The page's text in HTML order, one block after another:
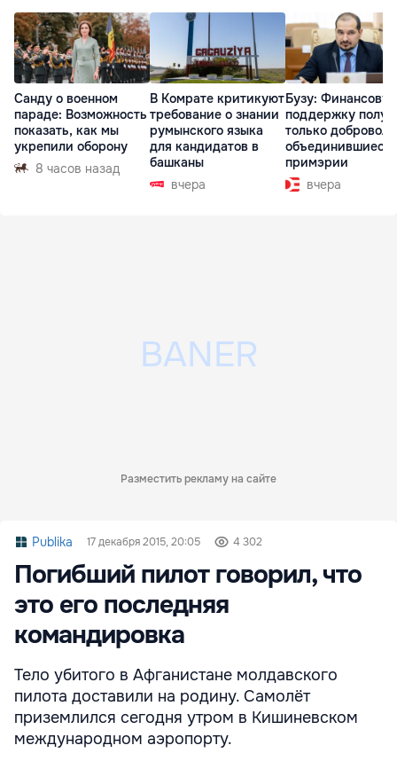
Санду о военном
параде: Возможность
показать, как мы
укрепили оборону
8 часов назад
В Комрате критикуют
требование о знании
румынского языка
для кандидатов в
башканы
вчера
Бузу:
поддержку
только
объединившиеся
примэрии
вчера
Разместить рекламу на сайте
Publika 17 декабря 2015, 20:05 4 302
Погибший пилот говорил, что
это его последняя
командировка
Тело убитого в Афганистане молдавского
пилота доставили на родину. Самолёт
приземлился сегодня утром в Кишиневском
международном аэропорту.